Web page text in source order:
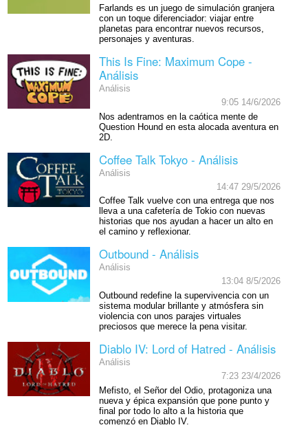
Farlands es un juego de simulación granjera
con un toque diferenciador: viajar entre
planetas para encontrar nuevos recursos,
personajes y aventuras.
This Is Fine: Maximum Cope -
Análisis
Análisis
9:05 14/6/2026
Nos adentramos en la caótica mente de
Question Hound en esta alocada aventura en
2D.
Coffee Talk Tokyo - Análisis
Análisis
14:47 29/5/2026
Coffee Talk vuelve con una entrega que nos
lleva a una cafetería de Tokio con nuevas
historias que nos ayudan a hacer un alto en
el camino y reflexionar.
Outbound - Análisis
Análisis
13:04 8/5/2026
Outbound redefine la supervivencia con un
sistema modular brillante y atmósfera sin
violencia con unos parajes virtuales
preciosos que merece la pena visitar.
Diablo IV: Lord of Hatred - Análisis
Análisis
7:23 23/4/2026
Mefisto, el Señor del Odio, protagoniza una
nueva y épica expansión que pone punto y
final por todo lo alto a la historia que
comenzó en Diablo IV.